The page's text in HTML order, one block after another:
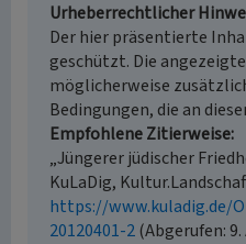
Urheberrechtlicher
Der hier präsentierte
geschützt. Die
möglicherweise
Bedingungen, die an
Empfohlene Zitierweise
„Jüngerer jüdischer
KuLaDig,
https://www.kuladig.de/
20120401-2(Abgerufen: